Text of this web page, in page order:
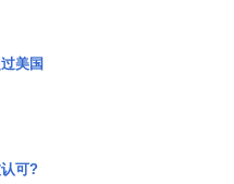
美国
可?